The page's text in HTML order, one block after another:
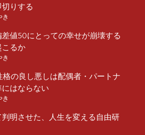
りする
き
差値50にとっての幸せが崩壊する
こるか
き
格の良し悪しは配偶者・パートナ
はならない
き
判明させた、人生を変える自由研